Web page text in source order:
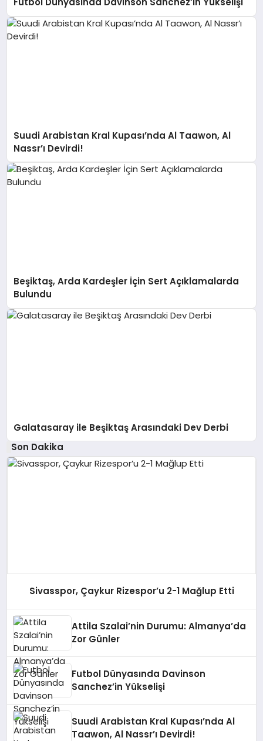
Suudi Arabistan Kral Kupası’nda Al Taawon, Al
Nassr’ı Devirdi!
Beşiktaş, Arda Kardeşler İçin Sert Açıklamalarda
Bulundu
Galatasaray ile Beşiktaş Arasındaki Dev Derbi
Son Dakika
Sivasspor, Çaykur Rizespor’u 2-1 Mağlup Etti
Attila Szalai’nin Durumu: Almanya’da
Zor Günler
Futbol Dünyasında Davinson
Sanchez’in Yükselişi
Suudi Arabistan Kral Kupası’nda Al
Taawon, Al Nassr’ı Devirdi!